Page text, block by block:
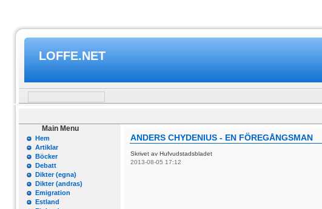
LOFFE.NET
Main Menu
Hem
Artiklar
Böcker
Debatt
Dikter (egna)
Dikter (andras)
Emigration
Estland
ANDERS CHYDENIUS - EN FÖREGÅNGSMAN
Skrivet av Hufvudstadsbladet
2013-08-05 17:12